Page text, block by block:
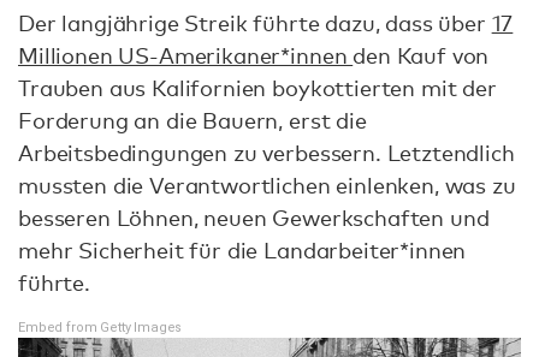
Der langjährige Streik führte dazu, dass über 17
Millionen US-Amerikaner*innen den Kauf von
Trauben aus Kalifornien boykottierten mit der
Forderung an die Bauern, erst die
Arbeitsbedingungen zu verbessern. Letztendlich
mussten die Verantwortlichen einlenken, was zu
besseren Löhnen, neuen Gewerkschaften und
mehr Sicherheit für die Landarbeiter*innen
führte.
Embed from Getty Images